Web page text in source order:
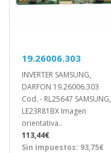
19.26006.303
INVERTER SAMSUNG,
DARFON 19.26006.303
Cod. - RL25647 SAMSUNG,
LE23R81BX Imagen
orientativa..
113,44€
Sin impuestos: 93,75€